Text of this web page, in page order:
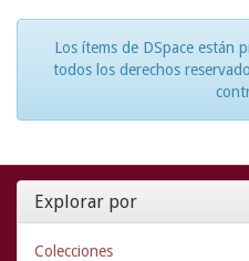
Los ítems de DSpace están
todos los derechos
Explorar por
Colecciones